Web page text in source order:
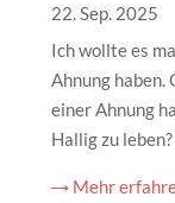
22. Sep. 2025
Ich wollte es
Ahnung haben.
einer Ahnung
Hallig zu leben?
→ Mehr